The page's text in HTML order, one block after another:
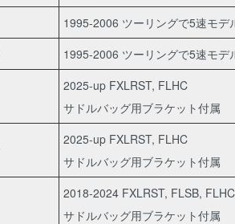
1995-2006 ツーリングで5速モデ
1995-2006 ツーリングで5速モデ
2025-up FXLRST, FLHC
サドルバッグ用ブラケット付属
2025-up FXLRST, FLHC
サドルバッグ用ブラケット付属
2018-2024 FXLRST, FLSB,
サドルバッグ用ブラケット付属